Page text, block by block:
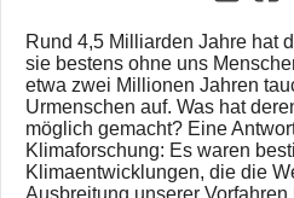
Rund 4,5 Milliarden Jahre hat
sie bestens ohne uns
etwa zwei Millionen Jahren
Urmenschen auf. Was hat
möglich gemacht? Eine
Klimaforschung: Es waren
Klimaentwicklungen, die die